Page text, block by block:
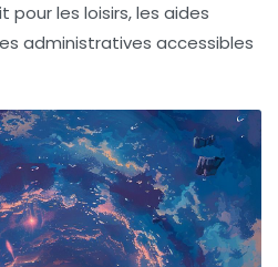
pour les loisirs, les aides
administratives accessibles